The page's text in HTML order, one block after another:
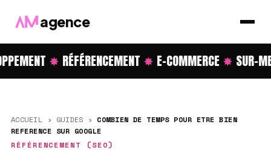
agence
✸RÉFÉRENCEMENT✸E-COMMERCE✸SUR-
ACCUEIL › GUIDES › COMBIEN DE TEMPS POUR ETRE BIEN
REFERENCE SUR GOOGLE
RÉFÉRENCEMENT (SEO)